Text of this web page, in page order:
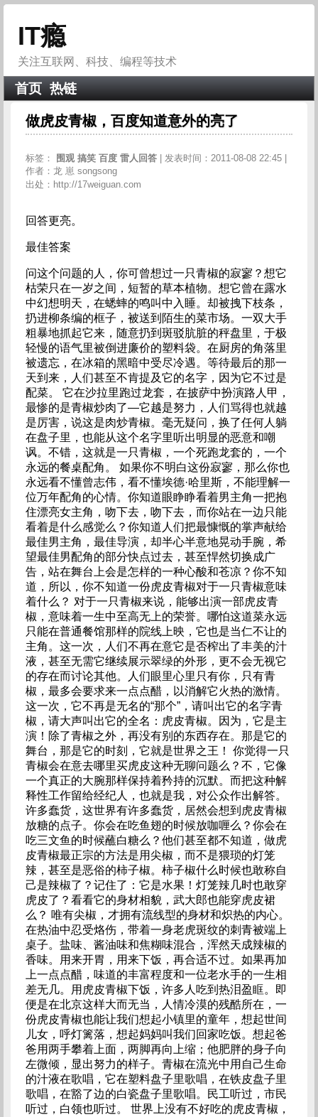
IT瘾
关注互联网、科技、编程等技术
首页 热链
做虎皮青椒，百度知道意外的亮了
标签： 围观 搞笑 百度 雷人回答
| 发表时间：2011-08-08 22:45 |
作者：龙 崽 songsong
出处：http://17weiguan.com
回答更亮。
最佳答案
问这个问题的人，你可曾想过一只青椒的寂寥？想它
枯荣只在一岁之间，短暂的草本植物。想它曾在露水
中幻想明天，在蟋蟀的鸣叫中入睡。却被拽下枝条，
扔进柳条编的框子，被送到陌生的菜市场。一双大手
粗暴地抓起它来，随意扔到斑驳肮脏的秤盘里，于极
轻慢的语气里被倒进廉价的塑料袋。在厨房的角落里
被遗忘，在冰箱的黑暗中受尽冷遇。等待最后的那一
天到来，人们甚至不肯提及它的名字，因为它不过是
配菜。 它在沙拉里跑过龙套，在披萨中扮演路人甲，
最惨的是青椒炒肉了—它越是努力，人们骂得也就越
是厉害，说这是肉炒青椒。毫无疑问，换了任何人躺
在盘子里，也能从这个名字里听出明显的恶意和嘲
讽。不错，这就是一只青椒，一个死跑龙套的，一个
永远的餐桌配角。 如果你不明白这份寂寥，那么你也
永远看不懂曾志伟，看不懂埃德·哈里斯，不能理解一
位万年配角的心情。你知道眼睁睁看着男主角一把抱
住漂亮女主角，吻下去，吻下去，而你站在一边只能
看着是什么感觉么？你知道人们把最慷慨的掌声献给
最佳男主角，最佳导演，却半心半意地晃动手腕，希
望最佳男配角的部分快点过去，甚至悍然切换成广
告，站在舞台上会是怎样的一种心酸和苍凉？你不知
道，所以，你不知道一份虎皮青椒对于一只青椒意味
着什么？ 对于一只青椒来说，能够出演一部虎皮青
椒，意味着一生中至高无上的荣誉。哪怕这道菜永远
只能在普通餐馆那样的院线上映，它也是当仁不让的
主角。这一次，人们不再在意它是否榨出了丰美的汁
液，甚至无需它继续展示翠绿的外形，更不会无视它
的存在而讨论其他。人们眼里心里只有你，只有青
椒，最多会要求来一点点醋，以消解它火热的激情。
这一次，它不再是无名的“那个”，请叫出它的名字青
椒，请大声叫出它的全名：虎皮青椒。因为，它是主
演！除了青椒之外，再没有别的东西存在。那是它的
舞台，那是它的时刻，它就是世界之王！ 你觉得一只
青椒会在意去哪里买虎皮这种无聊问题么？不，它像
一个真正的大腕那样保持着矜持的沉默。而把这种解
释性工作留给经纪人，也就是我，对公众作出解答。
许多蠢货，这世界有许多蠢货，居然会想到虎皮青椒
放糖的点子。你会在吃鱼翅的时候放咖喱么？你会在
吃三文鱼的时候蘸白糖么？他们甚至都不知道，做虎
皮青椒最正宗的方法是用尖椒，而不是猥琐的灯笼
辣，甚至是恶俗的柿子椒。柿子椒什么时候也敢称自
己是辣椒了？记住了：它是水果！灯笼辣几时也敢穿
虎皮了？看看它的身材相貌，武大郎也能穿虎皮裙
么？ 唯有尖椒，才拥有流线型的身材和炽热的内心。
在热油中忍受烙伤，带着一身老虎斑纹的刺青被端上
桌子。盐味、酱油味和焦糊味混合，浑然天成辣椒的
香味。用来开胃，用来下饭，再合适不过。如果再加
上一点点醋，味道的丰富程度和一位老水手的一生相
差无几。用虎皮青椒下饭，许多人吃到热泪盈眶。即
便是在北京这样大而无当，人情冷漠的残酷所在，一
份虎皮青椒也能让我们想起小镇里的童年，想起世间
儿女，呼灯篱落，想起妈妈叫我们回家吃饭。想起爸
爸用两手攀着上面，两脚再向上缩；他肥胖的身子向
左微倾，显出努力的样子。青椒在流光中用自己生命
的汁液在歌唱，它在塑料盘子里歌唱，在铁皮盘子里
歌唱，在豁了边的白瓷盘子里歌唱。民工听过，市民
听过，白领也听过。 世界上没有不好吃的虎皮青椒，